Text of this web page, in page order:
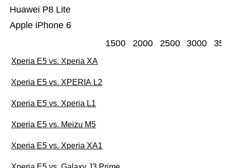
Apple iPhone 6
Huawei P8 Lite
1500 2000 2500 3000
Xperia E5 vs. Xperia XA
Xperia E5 vs. XPERIA L2
Xperia E5 vs. Xperia L1
Xperia E5 vs. Meizu M5
Xperia E5 vs. Xperia XA1